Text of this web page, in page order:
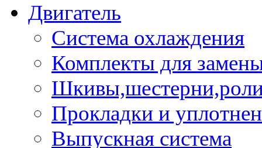
Двигатель
Система охлаждения
Комплекты для
Прокладки и
Выпускная система